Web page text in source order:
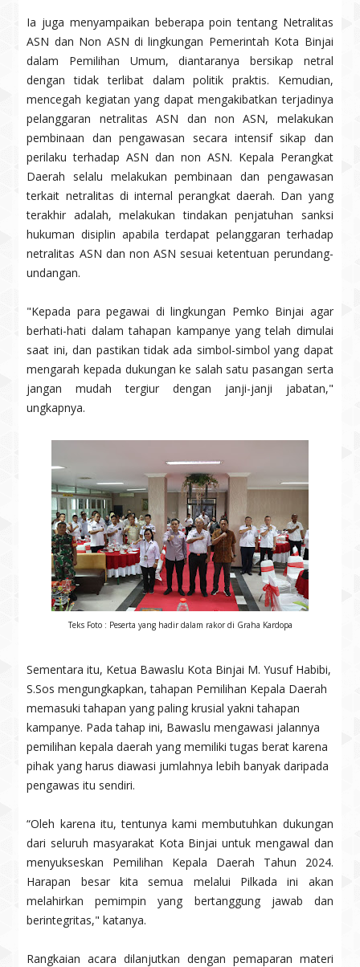
Ia juga menyampaikan beberapa poin tentang Netralitas
ASN dan Non ASN di lingkungan Pemerintah Kota Binjai
dalam Pemilihan Umum, diantaranya bersikap netral
dengan tidak terlibat dalam politik praktis. Kemudian,
mencegah kegiatan yang dapat mengakibatkan terjadinya
pelanggaran netralitas ASN dan non ASN, melakukan
pembinaan dan pengawasan secara intensif sikap dan
perilaku terhadap ASN dan non ASN. Kepala Perangkat
Daerah selalu melakukan pembinaan dan pengawasan
terkait netralitas di internal perangkat daerah. Dan yang
terakhir adalah, melakukan tindakan penjatuhan sanksi
hukuman disiplin apabila terdapat pelanggaran terhadap
netralitas ASN dan non ASN sesuai ketentuan perundang-
undangan.
"Kepada para pegawai di lingkungan Pemko Binjai agar
berhati-hati dalam tahapan kampanye yang telah dimulai
saat ini, dan pastikan tidak ada simbol-simbol yang dapat
mengarah kepada dukungan ke salah satu pasangan serta
jangan mudah tergiur dengan janji-janji jabatan,"
ungkapnya.
Teks Foto : Peserta yang hadir dalam rakor di Graha Kardopa
Sementara itu, Ketua Bawaslu Kota Binjai M. Yusuf Habibi,
S.Sos mengungkapkan, tahapan Pemilihan Kepala Daerah
memasuki tahapan yang paling krusial yakni tahapan
kampanye. Pada tahap ini, Bawaslu mengawasi jalannya
pemilihan kepala daerah yang memiliki tugas berat karena
pihak yang harus diawasi jumlahnya lebih banyak daripada
pengawas itu sendiri.
“Oleh karena itu, tentunya kami membutuhkan dukungan
dari seluruh masyarakat Kota Binjai untuk mengawal dan
menyukseskan Pemilihan Kepala Daerah Tahun 2024.
Harapan besar kita semua melalui Pilkada ini akan
melahirkan pemimpin yang bertanggung jawab dan
berintegritas," katanya.
Rangkaian acara dilanjutkan dengan pemaparan materi